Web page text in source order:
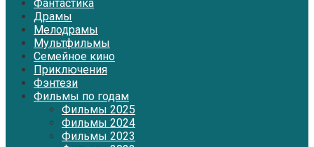
Фантастика
Драмы
Мелодрамы
Мультфильмы
Семейное кино
Приключения
Фэнтези
Фильмы по годам
Фильмы 2025
Фильмы 2024
Фильмы 2023